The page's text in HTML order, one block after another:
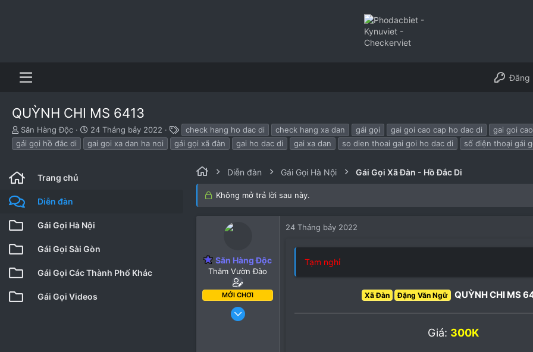
Đăng
QUỲNH CHI MS 6413
B
ắ
t
ầ
u
Săn Hàng Độc
N
g
à
u
24 Tháng bảy 2022
h
ẻ
check hang ho dac di check hang xa dan gái gọi gai goi cao cap ho dac di
gai goi
gái gọi hồ đắc di
gai goi xa dan ha noi gái gọi xã đàn gai ho dac di gai xa dan so dien thoai gai goi ho dac di số điện thoại gái
Trang chủ
Diễn đàn
Gái Gọi Hà Nội
Gái Gọi Sài Gòn
Gái Gọi Các Thành Phố Khác
Gái Gọi Videos
Diễn đàn Gái Gọi Hà Nội Gái Gọi Xã Đàn - Hồ Đắc Di
Không mở trả lời sau này.
Săn Hàng Độc
Thăm Vườn Đào
MỚI CHƠI
24 Tháng bảy 2022
Tạm nghỉ
Xã Đàn Đặng Văn Ngữ QUỲNH CHI MS
Giá: 300K